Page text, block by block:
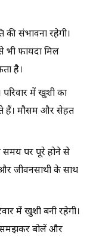
की संभावना रहेगी।
भी फायदा मिल
है।
में खुशी का
हैं। मौसम और सेहत
समय पर पूरे होने से
जीवनसाथी के साथ
में खुशी बनी रहेगी।
समझकर बोलें और